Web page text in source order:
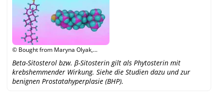
© Bought from Maryna Olyak,
Beta-Sitosterol bzw. β-Sitosterin gilt als Phytosterin mit
krebshemmender Wirkung. Siehe die Studien dazu und zur
benignen Prostatahyperplasie (BHP).